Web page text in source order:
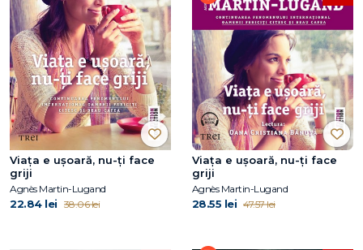
Viața e ușoară, nu-ți face
griji
Agnès Martin-Lugand
22.84 lei 38.06 lei
Viața e ușoară, nu-ți face
griji
Agnès Martin-Lugand
28.55 lei 47.57 lei